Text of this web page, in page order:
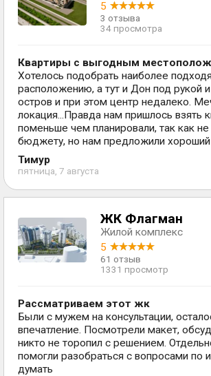
5
3 отзыва
34 просмотра
Квартиры с выгодным
Хотелось подобрать наиболее
расположению, а тут и Дон под рукой
остров и при этом центр недалеко.
локация...Правда нам пришлось взять
поменьше чем планировали, так как
бюджету, но нам предложили хороший
Тимур
пятница, 7 августа
ЖК Флагман
Жилой комплекс
5
61 отзыв
1331 просмотр
Рассматриваем этот жк
Были с мужем на консультации,
впечатление. Посмотрели макет,
никто не торопил с решением.
помогли разобраться с вопросами по
думать